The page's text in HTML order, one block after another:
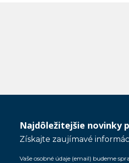
Najdôležitejšie novinky
Získajte zaujímavé
Vaše osobné údaje (email) budeme